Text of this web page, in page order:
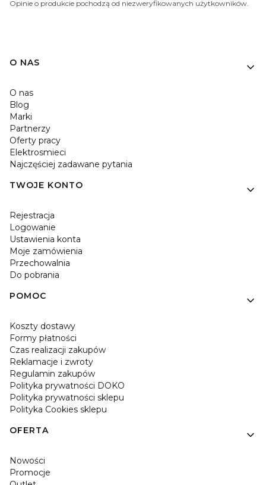
Opinie o produkcie pochodzą od niezweryfikowanych użytkowników.
O NAS
O nas
Blog
Marki
Partnerzy
Oferty pracy
Elektrosmieci
Najczęściej zadawane pytania
TWOJE KONTO
Rejestracja
Logowanie
Ustawienia konta
Moje zamówienia
Przechowalnia
Do pobrania
POMOC
Koszty dostawy
Formy płatności
Czas realizacji zakupów
Reklamacje i zwroty
Regulamin zakupów
Polityka prywatności DOKO
Polityka prywatności sklepu
Polityka Cookies sklepu
OFERTA
Nowości
Promocje